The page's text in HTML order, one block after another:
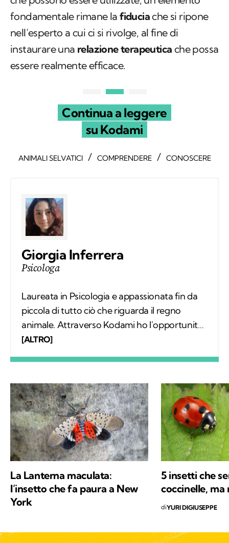
fondamentale rimane lafiduciache si ripone
nell’esperto a cui ci si rivolge, al fine di
instaurare una relazione terapeutica che possa
essere realmente efficace.
Continua a leggere
su Kodami
ANIMALI SELVATICI / COMPRENDERE / CONOSCERE
Giorgia Inferrera
Psicologa
Laureata in Psicologia e appassionata fin da
piccola di tutto ciò che riguarda il regno
animale. Attraverso Kodami ho l'opportunità
di scrivere sul modo in cui questi due universi
[ALTRO]
La Lanterna maculata:
l’insetto che fa paura a New
York
5 insetti che
coccinelle, ma
diYURI DIGIUSEPPE